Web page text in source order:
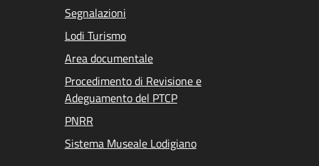
Segnalazioni
Lodi Turismo
Area documentale
Procedimento di Revisione e
Adeguamento del PTCP
PNRR
Sistema Museale Lodigiano